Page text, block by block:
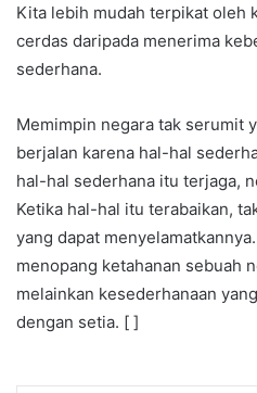
Kita lebih mudah terpikat oleh
cerdas daripada menerima
sederhana.
Memimpin negara tak serumit
berjalan karena hal-hal
hal-hal sederhana itu terjaga,
Ketika hal-hal itu terabaikan,
yang dapat
menopang ketahanan sebuah
melainkan kesederhanaan
dengan setia. [ ]